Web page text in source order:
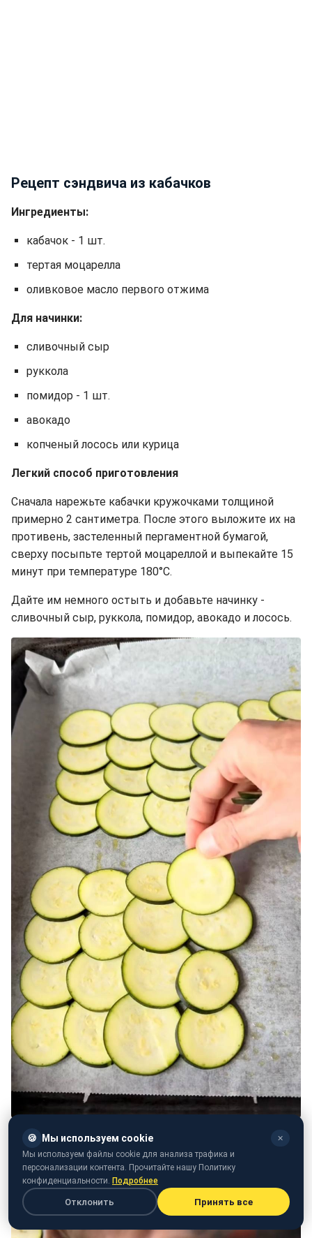
Рецепт сэндвича из кабачков
Ингредиенты:
кабачок - 1 шт.
тертая моцарелла
оливковое масло первого отжима
Для начинки:
сливочный сыр
руккола
помидор - 1 шт.
авокадо
копченый лосось или курица
Легкий способ приготовления
Сначала нарежьте кабачки кружочками толщиной
примерно 2 сантиметра. После этого выложите их на
противень, застеленный пергаментной бумагой,
сверху посыпьте тертой моцареллой и выпекайте 15
минут при температуре 180°C.
Дайте им немного остыть и добавьте начинку -
сливочный сыр, руккола, помидор, авокадо и лосось.
🍪 Мы используем cookie ✕
Мы используем файлы cookie для анализа трафика и
персонализации контента. Прочитайте нашу Политику
конфиденциальности. Подробнее
Отклонить Принять все